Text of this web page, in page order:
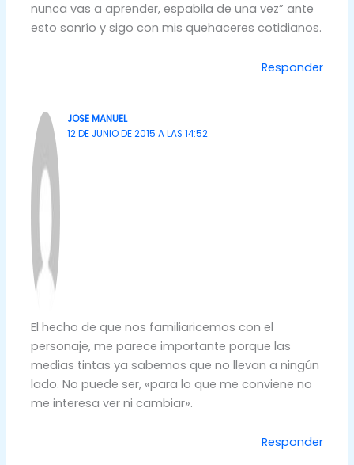
nunca vas a aprender, espabila de una vez” ante
esto sonrío y sigo con mis quehaceres cotidianos.
Responder
JOSE MANUEL
12 DE JUNIO DE 2015 A LAS 14:52
El hecho de que nos familiaricemos con el
personaje, me parece importante porque las
medias tintas ya sabemos que no llevan a ningún
lado. No puede ser, «para lo que me conviene no
me interesa ver ni cambiar».
Responder